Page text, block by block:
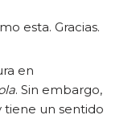
esta. Gracias.
en
. Sin embargo,
tiene un sentido